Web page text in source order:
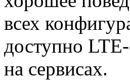
всех
доступно
на сервисах.